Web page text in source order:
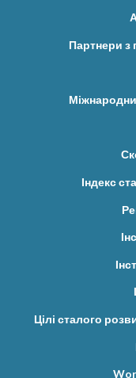
Партнери з
Індекс
Цілі сталого